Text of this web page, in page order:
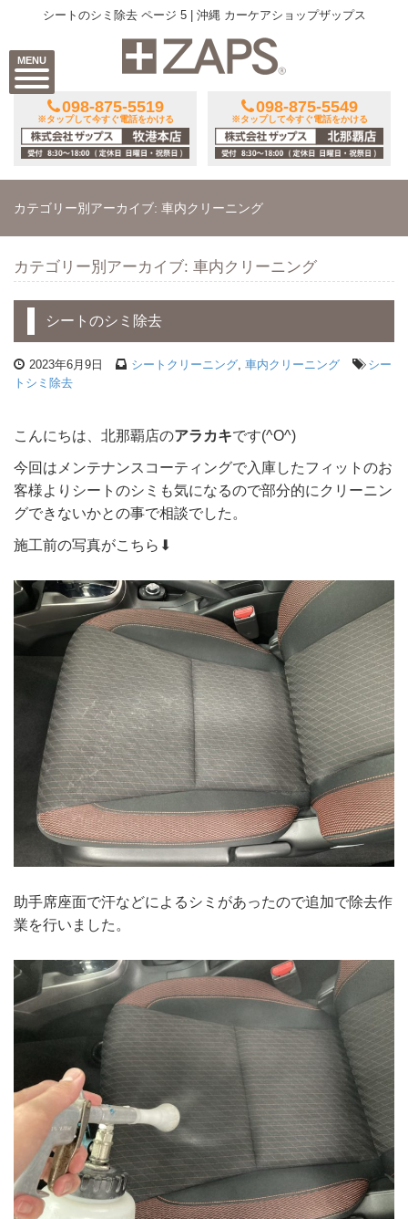
MENU
シートのシミ除去 ページ 5 | 沖縄 カーケアショップザップス
098-875-5519
※タップして今すぐ電話をかける
098-875-5549
※タップして今すぐ電話をかける
カテゴリー別アーカイブ: 車内クリーニング
カテゴリー別アーカイブ: 車内クリーニング
シートのシミ除去
2023年6月9日 シートクリーニング 車内クリーニング
シー
トシミ除去
こんにちは、北那覇店のアラカキです(^O^)
今回はメンテナンスコーティングで入庫したフィットのお
客様よりシートのシミも気になるので部分的にクリーニン
グできないかとの事で相談でした。
施工前の写真がこちら⬇︎
助手席座面で汗などによるシミがあったので追加で除去作
業を行いました。